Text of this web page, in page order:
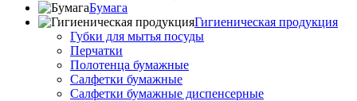
Бумага
Гигиеническая продукция
Губки для мытья посуды
Перчатки
Полотенца бумажные
Салфетки бумажные
Салфетки бумажные диспенсерные